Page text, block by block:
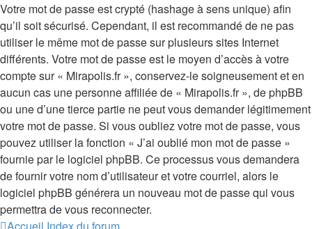
Votre mot de passe est crypté (hashage à sens unique) afin
qu’il soit sécurisé. Cependant, il est recommandé de ne pas
utiliser le même mot de passe sur plusieurs sites Internet
différents. Votre mot de passe est le moyen d’accès à votre
compte sur « Mirapolis.fr », conservez-le soigneusement et en
aucun cas une personne affiliée de « Mirapolis.fr », de phpBB
ou une d’une tierce partie ne peut vous demander légitimement
votre mot de passe. Si vous oubliez votre mot de passe, vous
pouvez utiliser la fonction « J’ai oublié mon mot de passe »
fournie par le logiciel phpBB. Ce processus vous demandera
de fournir votre nom d’utilisateur et votre courriel, alors le
logiciel phpBB générera un nouveau mot de passe qui vous
permettra de vous reconnecter.